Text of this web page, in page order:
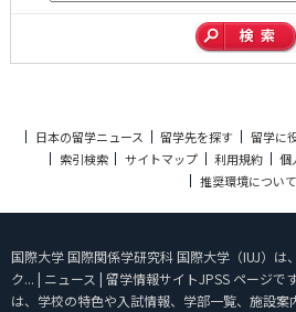
日本の留学ニュース 留学先を探す 留学に
索引検索
サイトマップ 利用規約
個
推奨環境について
国際大学 国際関係学研究科 国際大学（IUJ）
ク... | ニュース | 留学情報サイトJPSS ページで
は、学校の特色や入試情報、学部一覧、施設案